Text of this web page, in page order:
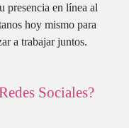
presencia en línea al
hoy mismo para
a trabajar juntos.
Sociales?